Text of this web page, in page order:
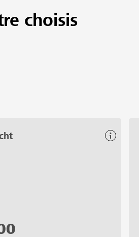
zu ermöglichen. Jeder Beitrag
choisis